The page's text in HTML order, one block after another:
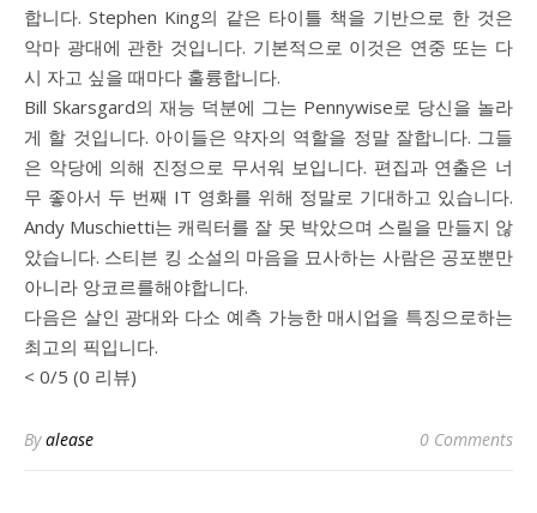
합니다. Stephen King의 같은 타이틀 책을 기반으로 한 것은
악마 광대에 관한 것입니다. 기본적으로 이것은 연중 또는 다
시 자고 싶을 때마다 훌륭합니다.
Bill Skarsgard의 재능 덕분에 그는 Pennywise로 당신을 놀라
게 할 것입니다. 아이들은 약자의 역할을 정말 잘합니다. 그들
은 악당에 의해 진정으로 무서워 보입니다. 편집과 연출은 너
무 좋아서 두 번째 IT 영화를 위해 정말로 기대하고 있습니다.
Andy Muschietti는 캐릭터를 잘 못 박았으며 스릴을 만들지 않
았습니다. 스티븐 킹 소설의 마음을 묘사하는 사람은 공포뿐만
아니라 앙코르를해야합니다.
다음은 살인 광대와 다소 예측 가능한 매시업을 특징으로하는
최고의 픽입니다.
< 0/5 (0 리뷰)
Byalease 0 Comments